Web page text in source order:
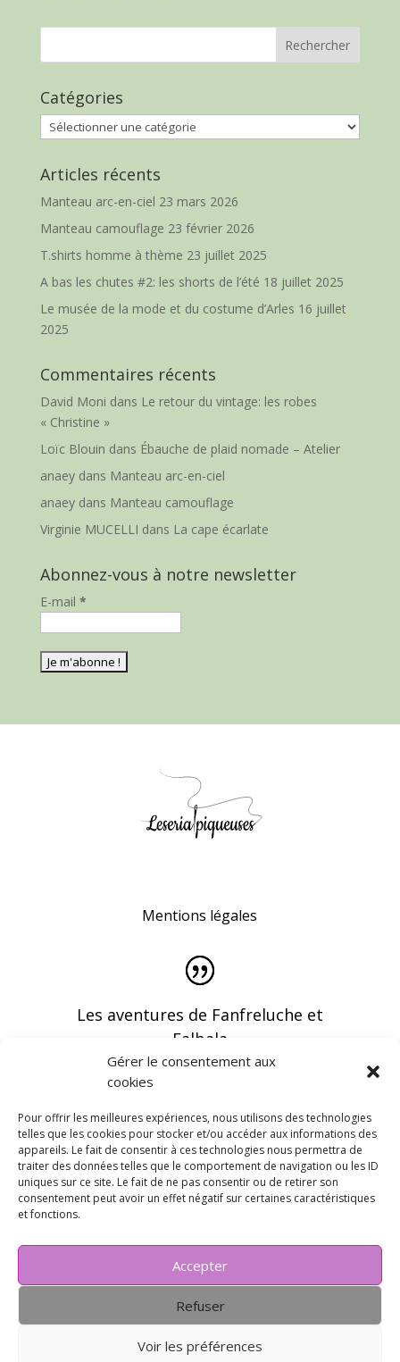
Gérer le consentement aux
cookies
Pour offrir les meilleures expériences, nous utilisons des technologies
telles que les cookies pour stocker et/ou accéder aux informations des
appareils. Le fait de consentir à ces technologies nous permettra de
traiter des données telles que le comportement de navigation ou les ID
uniques sur ce site. Le fait de ne pas consentir ou de retirer son
consentement peut avoir un effet négatif sur certaines caractéristiques
et fonctions.
Accepter
Refuser
Voir les préférences
Catégories
Catégories
Articles récents
Manteau arc-en-ciel 23 mars 2026
Manteau camouflage 23 février 2026
T.shirts homme à thème 23 juillet 2025
A bas les chutes #2: les shorts de l’été 18 juillet 2025
Le musée de la mode et du costume d’Arles 16 juillet
2025
Commentaires récents
David Moni dans Le retour du vintage: les robes
« Christine »
Loïc Blouin dans Ébauche de plaid nomade – Atelier
anaeydans Manteau arc-en-ciel
anaeydans Manteau camouflage
Virginie MUCELLI dans La cape écarlate
Abonnez-vous à notre newsletter
E-mail *
Mentions légales
Les aventures de Fanfreluche et
Falbala
Vous pouvez recevoir les dernières infos en
vous abonnant à notre newsletter